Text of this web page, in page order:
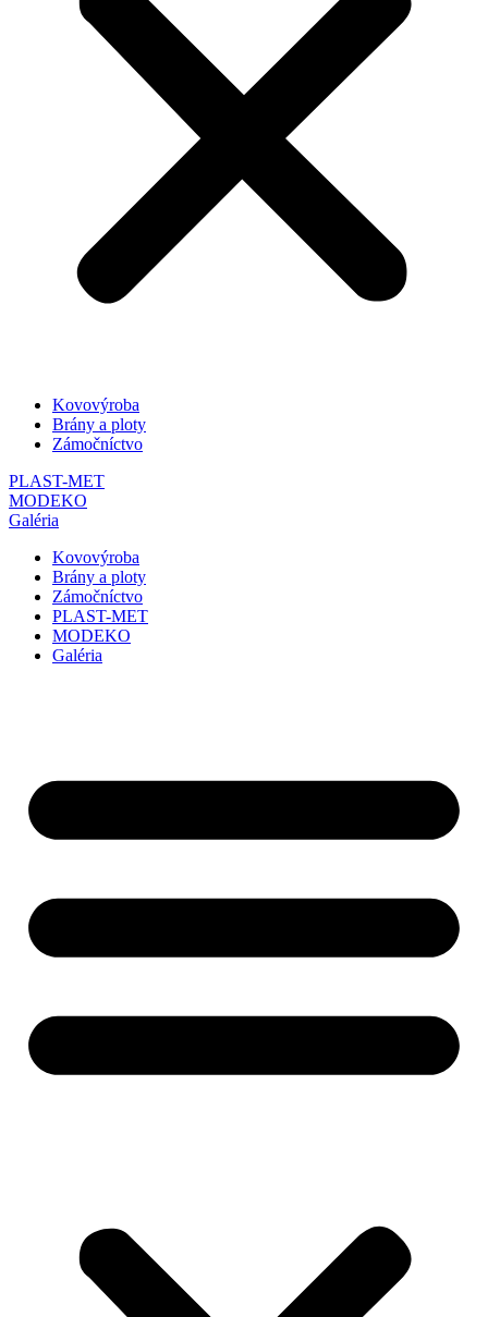
Kovovýroba
Brány a ploty
Zámočníctvo
PLAST-MET
MODEKO
Galéria
Kovovýroba
Brány a ploty
Zámočníctvo
PLAST-MET
MODEKO
Galéria